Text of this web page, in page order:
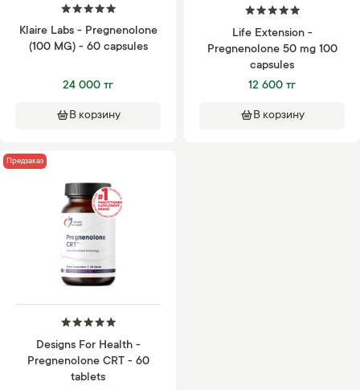
Klaire Labs - Pregnenolone
(100 MG) - 60 capsules
24 000 тг
В корзину
Life Extension -
Pregnenolone 50 mg 100
capsules
12 600 тг
В корзину
Предзаказ
Designs For Health -
Pregnenolone CRT - 60
tablets